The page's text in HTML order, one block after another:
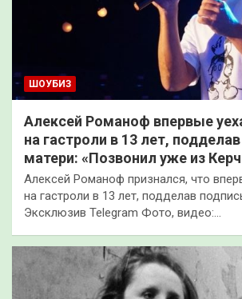
ШОУБИЗ
Алексей Романоф впервые
на гастроли в 13 лет,
матери: «Позвонил уже из
Алексей Романоф признался, что
на гастроли в 13 лет, подделав
Эксклюзив Telegram Фото, видео:…